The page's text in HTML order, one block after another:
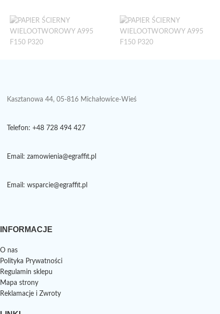
Kasztanowa 44, 05-816 Michałowice-Wieś
Telefon: +48 728 494 427
Email: zamowienia@egraffit.pl
Email: wsparcie@egraffit.pl
INFORMACJE
O nas
Polityka Prywatności
Regulamin sklepu
Mapa strony
Reklamacje i Zwroty